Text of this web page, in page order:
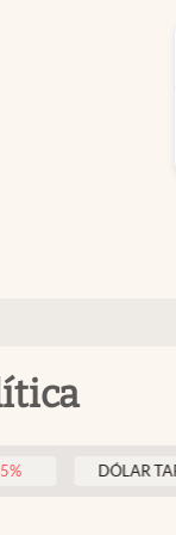
DÓLAR TARJETA